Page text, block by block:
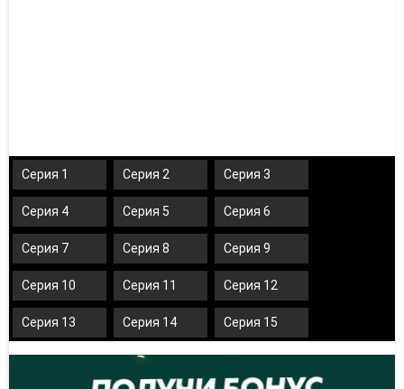
Серия 1 Серия 2 Серия 3
Серия 4 Серия 5 Серия 6
Серия 7 Серия 8 Серия 9
Серия 10 Серия 11 Серия 12
Серия 13 Серия 14 Серия 15